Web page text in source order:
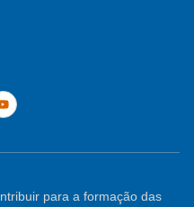
para a formação das